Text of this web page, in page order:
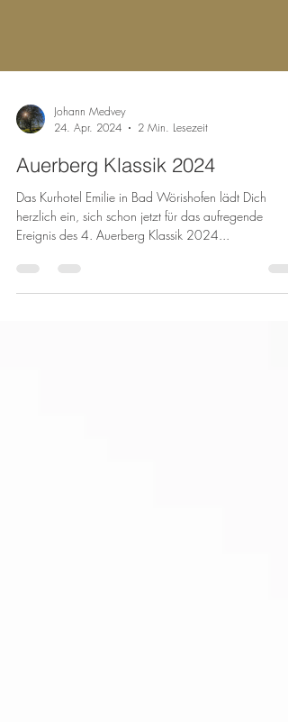
Johann Medvey
24. Apr. 2024
2 Min. Lesezeit
Auerberg Klassik 2024
Das Kurhotel Emilie in Bad Wörishofen lädt Dich
herzlich ein, sich schon jetzt für das aufregende